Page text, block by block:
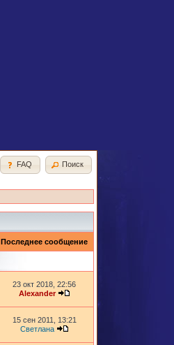
FAQ
Поиск
Последнее сообщение
23 окт 2018, 22:56
Alexander
15 сен 2011, 13:21
Светлана